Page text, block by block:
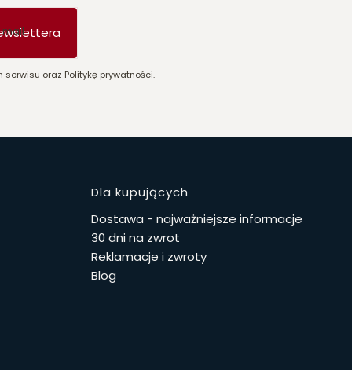
mail
serwisu oraz Politykę prywatności.
Dla kupujących
Dostawa - najważniejsze informacje
30 dni na zwrot
Reklamacje i zwroty
Blog